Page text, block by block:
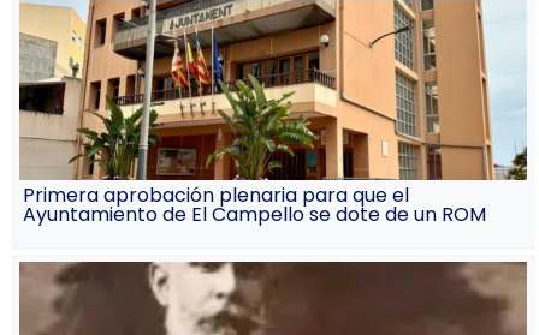
Primera aprobación plenaria para que el
Ayuntamiento de El Campello se dote de un ROM